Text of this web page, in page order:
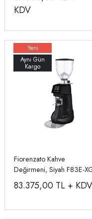
KDV
Fiorenzato Kahve
Değirmeni, Siyah F83E-
83.375,00 TL + KDV